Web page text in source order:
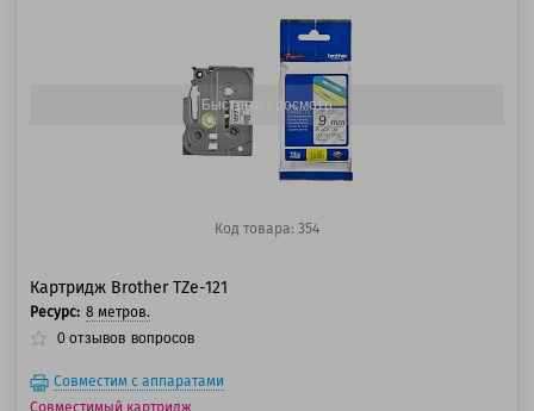
Быстрый просмотр
Код товара: 354
Картридж Brother TZe-121
Ресурс: 8 метров.
0 отзывов вопросов
Совместим с аппаратами
Совместимый картридж